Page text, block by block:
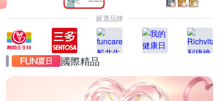
嚴選品牌
國際精品